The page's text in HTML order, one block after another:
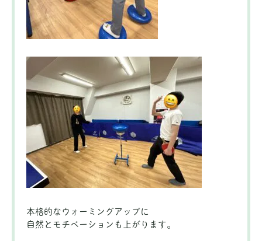
本格的なウォーミングアップに
自然とモチベーションも上がります。